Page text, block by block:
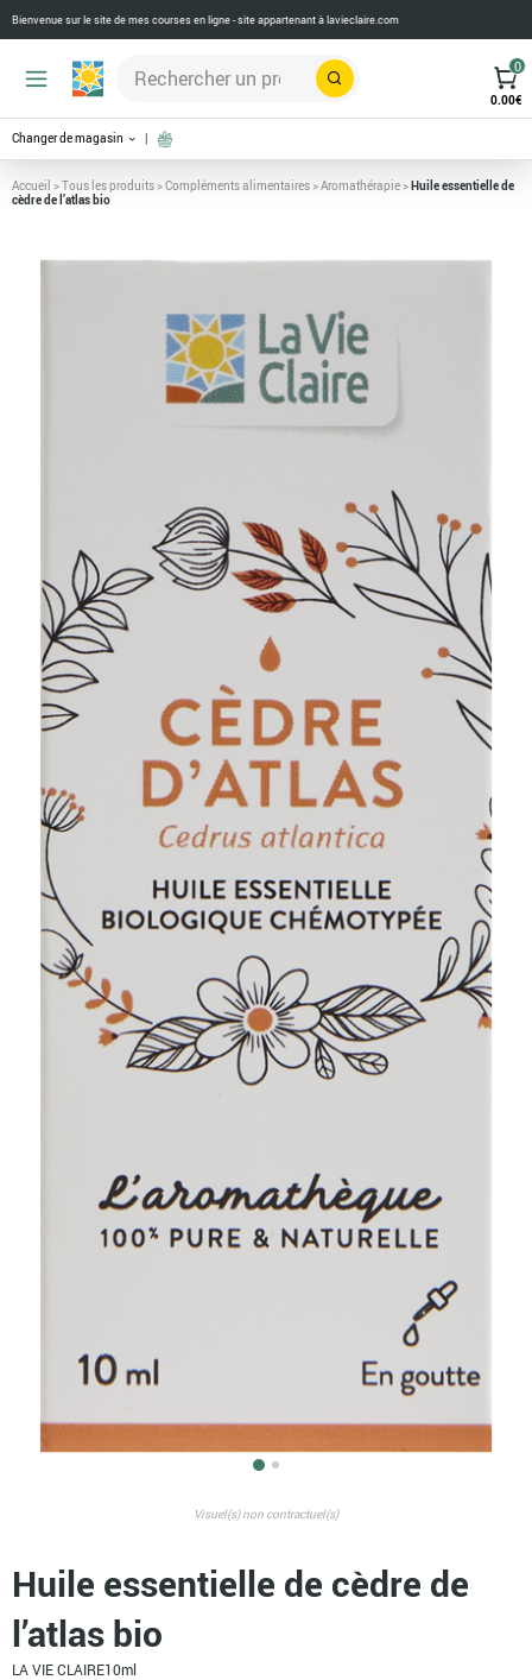
Bienvenue sur le site de mes courses en ligne - site appartenant àlavieclaire.com
Rechercher
0
0.00€
Changer de magasin
Accueil >Tous les produits>Compléments alimentaires>Aromathérapie>Huile essentielle de
cèdre de l’atlas bio
Visuel(s) non contractuel(s)
Huile essentielle de cèdre de
l’atlas bio
LA VIE CLAIRE10ml